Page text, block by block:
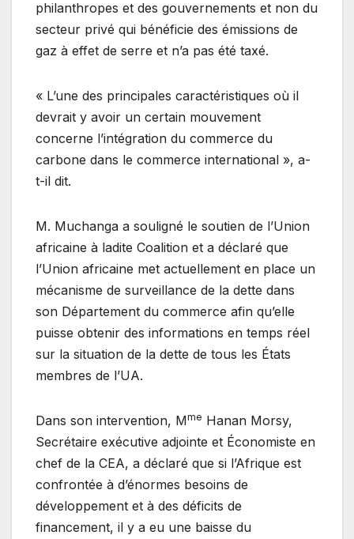
philanthropes et des gouvernements et non du
secteur privé qui bénéficie des émissions de
gaz à effet de serre et n’a pas été taxé.
« L’une des principales caractéristiques où il
devrait y avoir un certain mouvement
concerne l’intégration du commerce du
carbone dans le commerce international », a-
t-il dit.
M. Muchanga a souligné le soutien de l’Union
africaine à ladite Coalition et a déclaré que
l’Union africaine met actuellement en place un
mécanisme de surveillance de la dette dans
son Département du commerce afin qu’elle
puisse obtenir des informations en temps réel
sur la situation de la dette de tous les États
membres de l’UA.
Dans son intervention, Mme Hanan Morsy,
Secrétaire exécutive adjointe et Économiste en
chef de la CEA, a déclaré que si l’Afrique est
confrontée à d’énormes besoins de
développement et à des déficits de
financement, il y a eu une baisse du